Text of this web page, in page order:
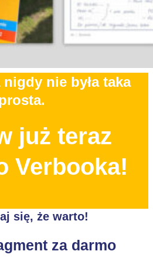
nigdy nie była taka
już teraz
Verbooka!
się, że warto!
za darmo